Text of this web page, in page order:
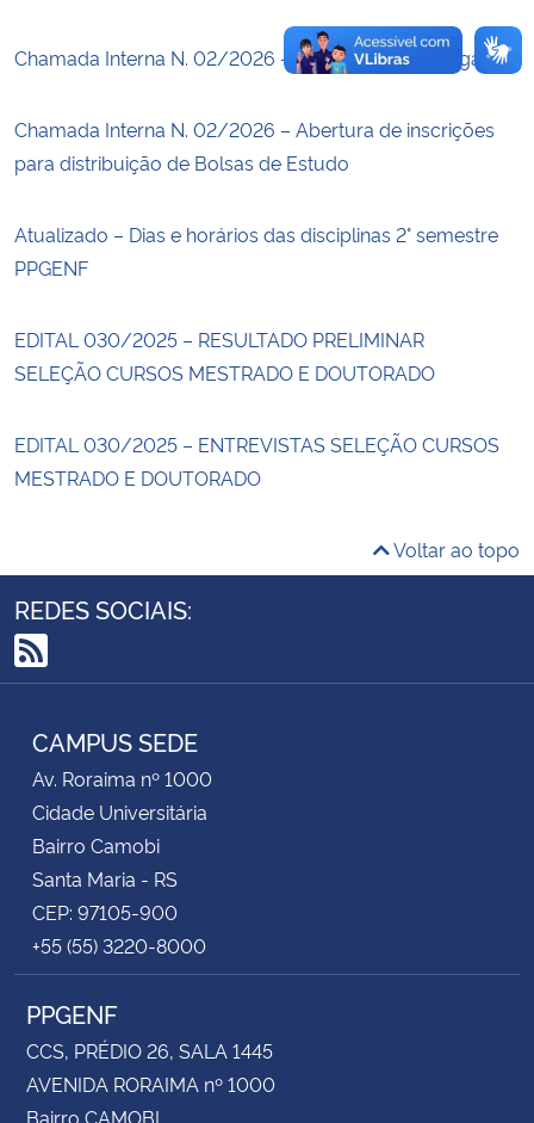
Chamada Interna N. 02/2026 – Inscrições homologadas
Chamada Interna N. 02/2026 – Abertura de inscrições
para distribuição de Bolsas de Estudo
Atualizado – Dias e horários das disciplinas 2° semestre
PPGENF
EDITAL 030/2025 – RESULTADO PRELIMINAR
SELEÇÃO CURSOS MESTRADO E DOUTORADO
EDITAL 030/2025 – ENTREVISTAS SELEÇÃO CURSOS
MESTRADO E DOUTORADO
Voltar ao topo
REDES SOCIAIS:
RSS
CAMPUS SEDE
Av. Roraima nº 1000
Cidade Universitária
Bairro Camobi
Santa Maria - RS
CEP: 97105-900
+55 (55) 3220-8000
PPGENF
CCS, PRÉDIO 26, SALA 1445
AVENIDA RORAIMA nº 1000
Bairro CAMOBI